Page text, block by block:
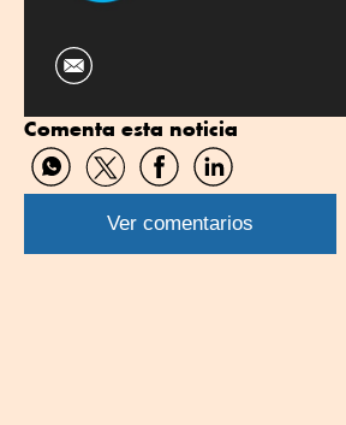
Comenta esta noticia
Compartir
por
WhatsApp
Compartir
por
Twitter
Compartir
por
Facebook
Compartir
por
Linkedin
Ver comentarios